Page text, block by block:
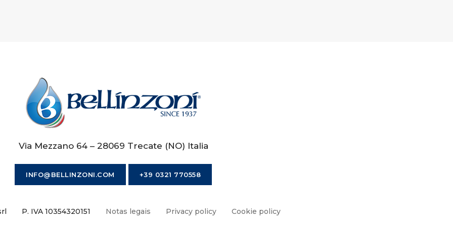
Via Mezzano 64 – 28069 Trecate (NO) Italia
INFO@BELLINZONI.COM +39 0321 770558
P. IVA 10354320151 Notas legais Privacy policy Cookie policy